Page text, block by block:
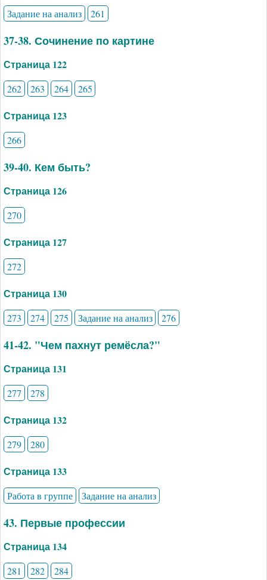
Задание на анализ 261
37-38. Сочинение по картине
Страница 122
262 263 264 265
Страница 123
266
39-40. Кем быть?
Страница 126
270
Страница 127
272
Страница 130
273 274 275 Задание на анализ 276
41-42. "Чем пахнут ремёсла?"
Страница 131
277 278
Страница 132
279 280
Страница 133
Работа в группе Задание на анализ
43. Первые профессии
Страница 134
281 282 284